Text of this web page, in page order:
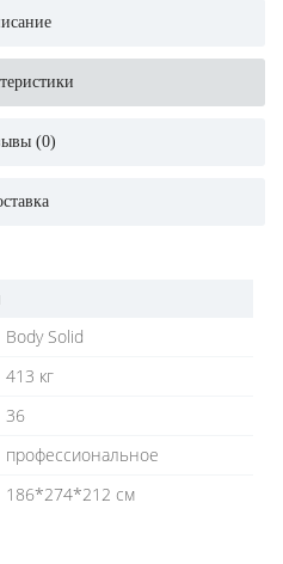
(0)
Body Solid
413 кг
36
профессиональное
186*274*212 см